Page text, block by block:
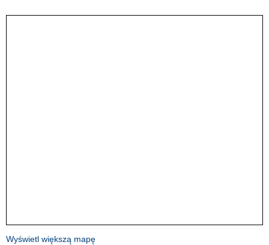
Wyświetl większą mapę